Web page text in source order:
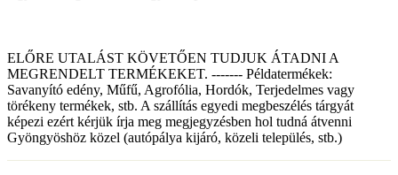
ELŐRE UTALÁST KÖVETŐEN TUDJUK ÁTADNI A
MEGRENDELT TERMÉKEKET. ------- Példatermékek:
Savanyító edény, Műfű, Agrofólia, Hordók, Terjedelmes vagy
törékeny termékek, stb. A szállítás egyedi megbeszélés tárgyát
képezi ezért kérjük írja meg megjegyzésben hol tudná átvenni
Gyöngyöshöz közel (autópálya kijáró, közeli település, stb.)